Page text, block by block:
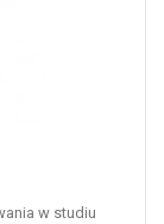
w studiu